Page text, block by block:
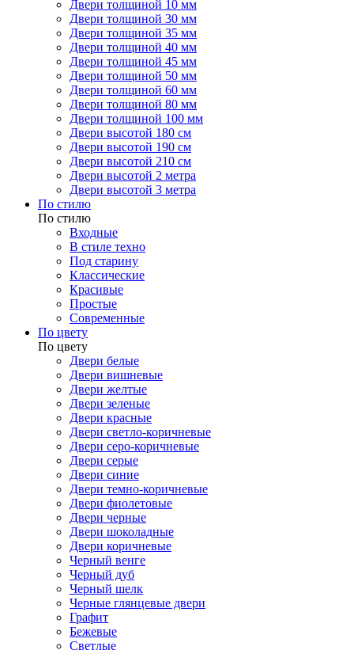
Двери толщиной 10 мм
Двери толщиной 30 мм
Двери толщиной 35 мм
Двери толщиной 40 мм
Двери толщиной 45 мм
Двери толщиной 50 мм
Двери толщиной 60 мм
Двери толщиной 80 мм
Двери толщиной 100 мм
Двери высотой 180 см
Двери высотой 190 см
Двери высотой 210 см
Двери высотой 2 метра
Двери высотой 3 метра
По стилю
По стилю
Входные
В стиле техно
Под старину
Классические
Красивые
Простые
Современные
По цвету
По цвету
Двери белые
Двери вишневые
Двери желтые
Двери зеленые
Двери красные
Двери светло-коричневые
Двери серо-коричневые
Двери серые
Двери синие
Двери темно-коричневые
Двери фиолетовые
Двери черные
Двери шоколадные
Двери коричневые
Черный венге
Черный дуб
Черный шелк
Черные глянцевые двери
Графит
Бежевые
Светлые